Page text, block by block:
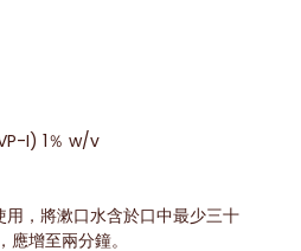
I) 1％ w/v
，將漱口水含於口中最少三十
增至兩分鐘。